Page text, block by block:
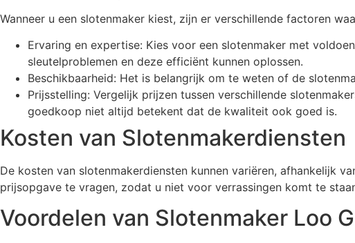
Wanneer u een slotenmaker kiest, zijn er verschillende factoren
Ervaring en expertise: Kies voor een slotenmaker met
sleutelproblemen en deze efficiënt kunnen oplossen.
Beschikbaarheid: Het is belangrijk om te weten of de
Prijsstelling: Vergelijk prijzen tussen verschillende
goedkoop niet altijd betekent dat de kwaliteit ook goed is.
Kosten van Slotenmakerdiensten
De kosten van slotenmakerdiensten kunnen variëren, afhankelijk
prijsopgave te vragen, zodat u niet voor verrassingen komt te
Voordelen van Slotenmaker Loo